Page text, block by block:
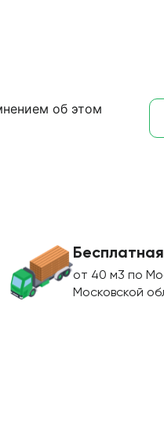
об этом
от 40 м3 по
Московской